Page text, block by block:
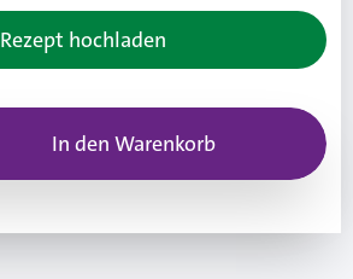
Rezept hochladen
In den Warenkorb